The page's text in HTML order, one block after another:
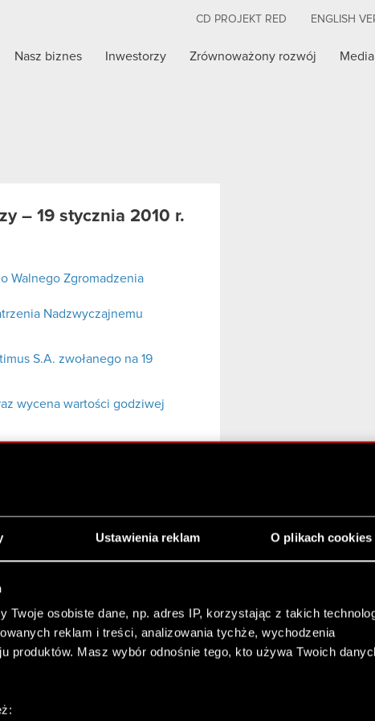
Ustawienia reklam O plikach cookies
Twoje osobiste dane, np. adres IP, korzystając z takich
reklam i treści, analizowania tychże, wychodzenia
produktów. Masz wybór odnośnie tego, kto używa Twoich
CD PROJEKT RED ENGLISH
Nasz biznes Inwestorzy Zrównoważony rozwój Media
– 19 stycznia 2010 r.
Walnego Zgromadzenia
Nadzwyczajnemu
S.A. zwołanego na 19
wycena wartości godziwej
pełnomocnika